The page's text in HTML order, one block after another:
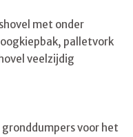
met onder
palletvork
veelzijdig
voor het